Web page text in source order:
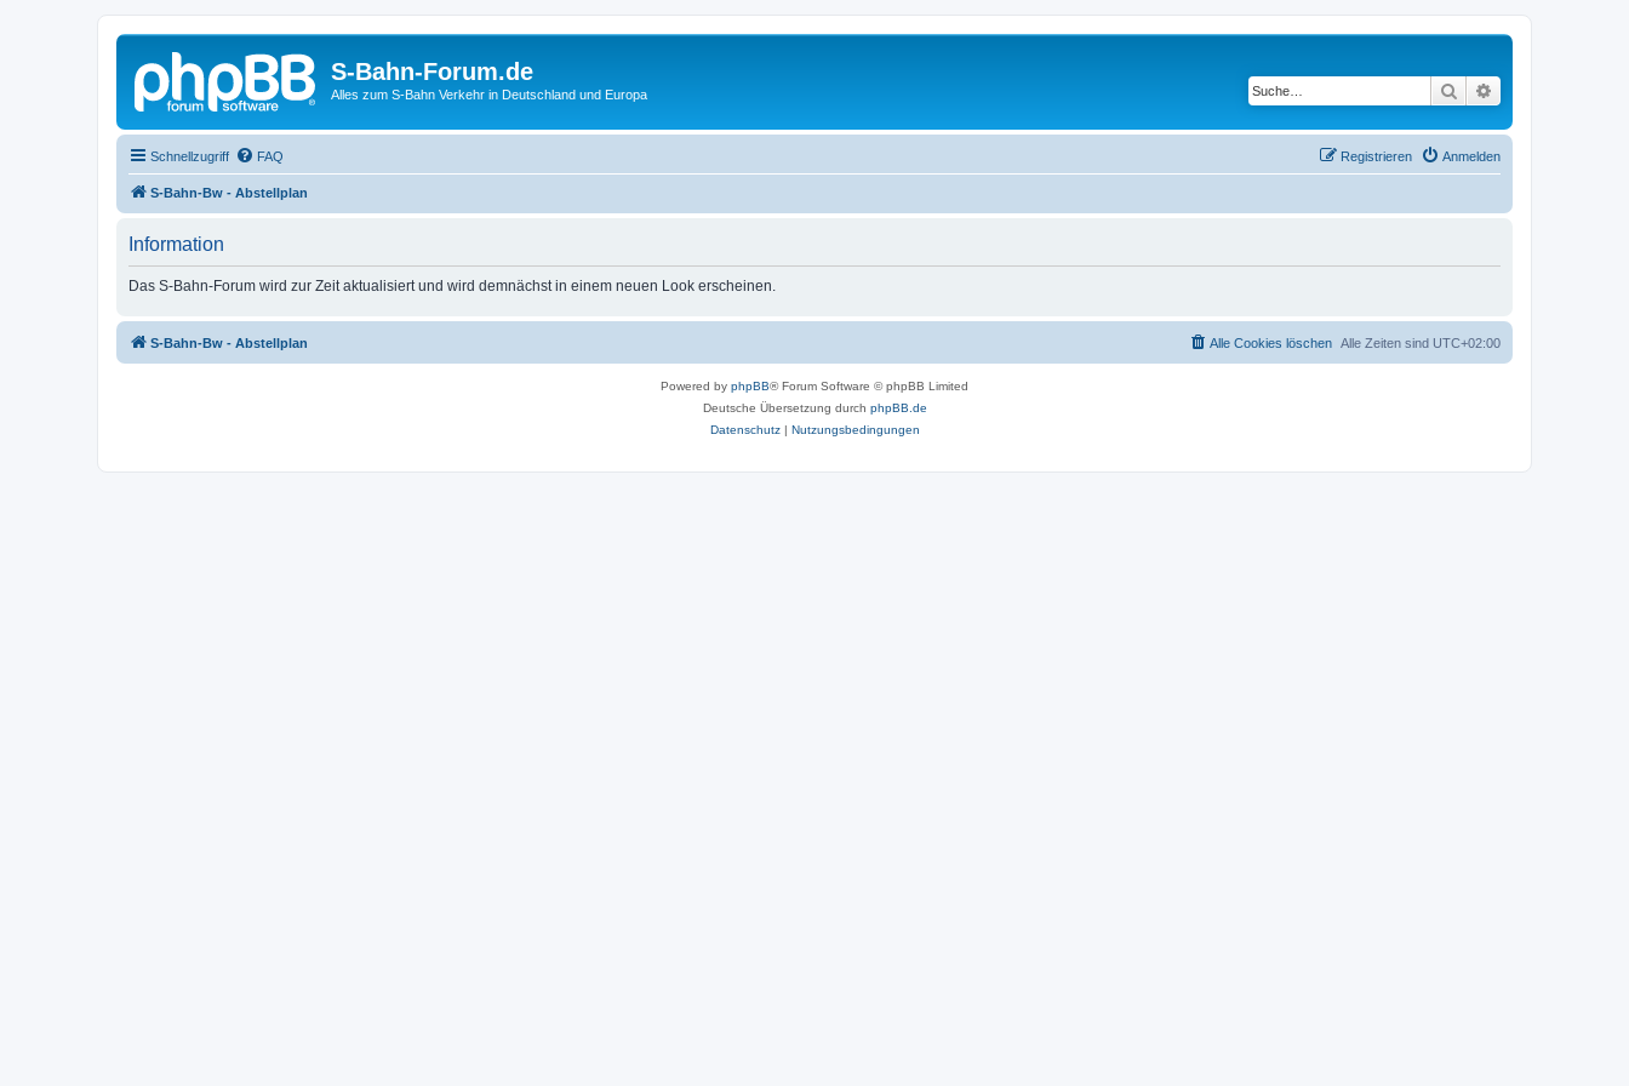
S-Bahn-Forum.de
Alles zum S-Bahn Verkehr in Deutschland und Europa Suche
Schnellzugriff FAQ Anmelden
Registrieren
S-Bahn-Bw - Abstellplan
Information
Das S-Bahn-Forum wird zur Zeit aktualisiert und wird demnächst in einem neuen Look erscheinen.
S-Bahn-Bw - Abstellplan Alle Zeiten sind UTC+02:00
Alle Cookies löschen
Powered by phpBB® Forum Software © phpBB Limited
Deutsche Übersetzung durch phpBB.de
Datenschutz| Nutzungsbedingungen